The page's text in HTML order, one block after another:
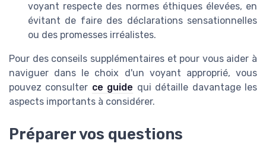
voyant respecte des normes éthiques élevées, en
évitant de faire des déclarations sensationnelles
ou des promesses irréalistes.
Pour des conseils supplémentaires et pour vous aider à
naviguer dans le choix d'un voyant approprié, vous
pouvez consulter ce guide qui détaille davantage les
aspects importants à considérer.
Préparer vos questions